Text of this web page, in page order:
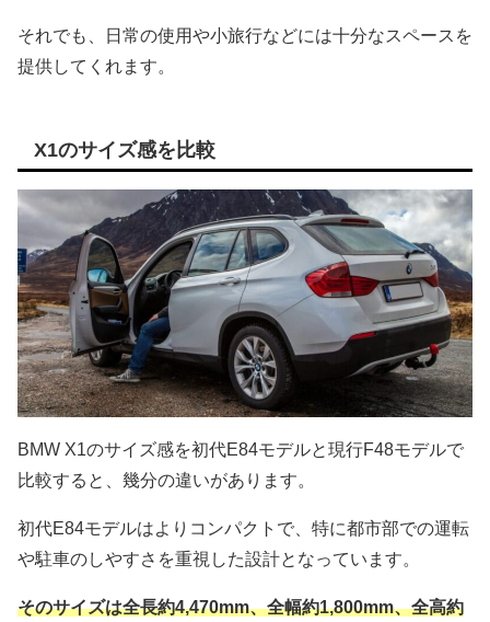
それでも、日常の使用や小旅行などには十分なスペースを
提供してくれます。
X1のサイズ感を比較
BMW X1のサイズ感を初代E84モデルと現行F48モデルで
比較すると、幾分の違いがあります。
初代E84モデルはよりコンパクトで、特に都市部での運転
や駐車のしやすさを重視した設計となっています。
そのサイズは全長約4,470mm、全幅約1,800mm、全高約